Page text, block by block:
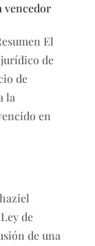
vencedor
El
de
de
la
en
de
de una